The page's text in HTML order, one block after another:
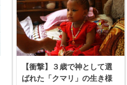
【衝撃】３歳で神として選
ばれた「クマリ」の生き様